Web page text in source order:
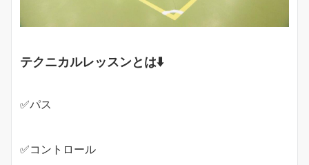
テクニカルレッスンとは⬇️
✅パス
✅コントロール